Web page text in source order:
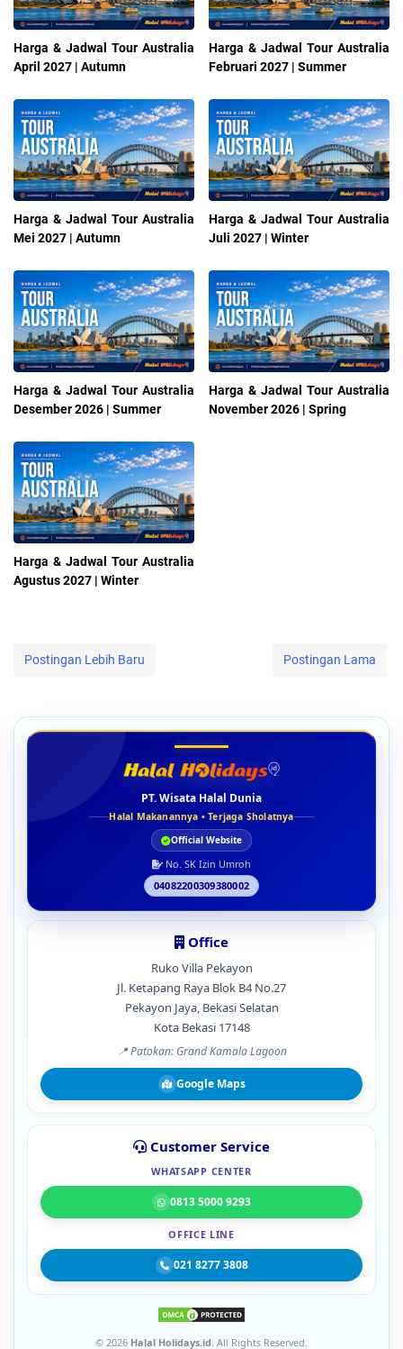
Harga & Jadwal Tour Australia
April 2027 | Autumn
Harga & Jadwal Tour Australia
Februari 2027 | Summer
Harga & Jadwal Tour Australia
Mei 2027 | Autumn
Harga & Jadwal Tour Australia
Juli 2027 | Winter
Harga & Jadwal Tour Australia
Desember 2026 | Summer
Harga & Jadwal Tour Australia
November 2026 | Spring
Harga & Jadwal Tour Australia
Agustus 2027 | Winter
Postingan Lebih Baru Postingan Lama
PT. Wisata Halal Dunia
Halal Makanannya • Terjaga Sholatnya
Official Website
No. SK Izin Umroh
04082200309380002
Office
Ruko Villa Pekayon
Jl. Ketapang Raya Blok B4 No.27
Pekayon Jaya, Bekasi Selatan
Kota Bekasi 17148
📍 Patokan: Grand Kamala Lagoon
Google Maps
Customer Service
WHATSAPP CENTER
0813 5000 9293
OFFICE LINE
021 8277 3808
© 2026 Halal Holidays.id. All Rights Reserved.